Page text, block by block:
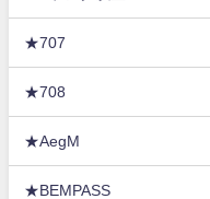
★707
★708
★AegM
★BEMPASS